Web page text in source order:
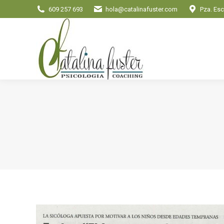
609 257 693 hola@catalinafuster.com Pza.